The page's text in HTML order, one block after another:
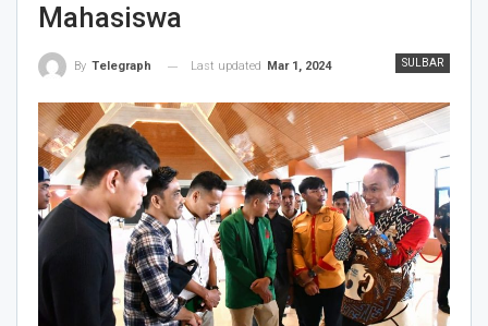
Mahasiswa
SULBAR
By Telegraph Last updated Mar 1, 2024